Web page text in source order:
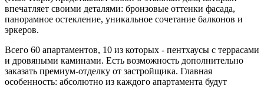
впечатляет своими деталями: бронзовые оттенки фасада,
панорамное остекление, уникальное сочетание балконов и
эркеров.
Всего 60 апартаментов, 10 из которых - пентхаусы с террасами
и дровяными каминами. Есть возможность дополнительно
заказать премиум-отделку от застройщика. Главная
особенность: абсолютно из каждого апартамента будут